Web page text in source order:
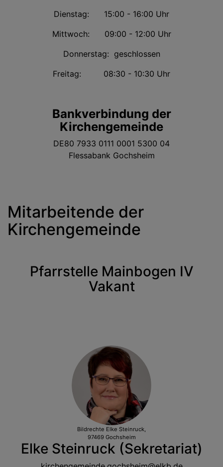
Dienstag: 15:00 - 16:00 Uhr
Mittwoch: 09:00 - 12:00 Uhr
Donnerstag: geschlossen
Freitag: 08:30 - 10:30 Uhr
Bankverbindung der
Kirchengemeinde
DE80 7933 0111 0001 5300 04
Flessabank Gochsheim
Mitarbeitende der
Kirchengemeinde
Pfarrstelle Mainbogen IV
Vakant
Bildrechte Elke Steinruck,
97469 Gochsheim
Elke Steinruck (Sekretariat)